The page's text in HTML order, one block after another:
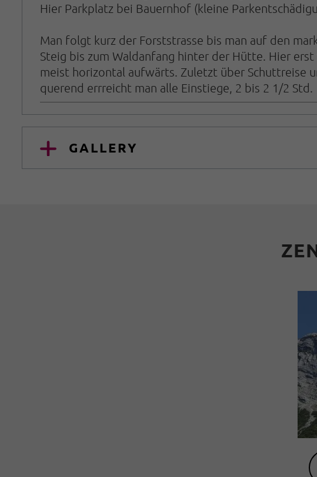
Hier Parkplatz bei Bauernhof (kleine
Man folgt kurz der Forststrasse bis man auf den
Steig bis zum Waldanfang hinter der Hütte. Hier
meist horizontal aufwärts. Zuletzt über Schuttreise
querend errreicht man alle Einstiege, 2 bis 2 1/2 Std.
GALLERY